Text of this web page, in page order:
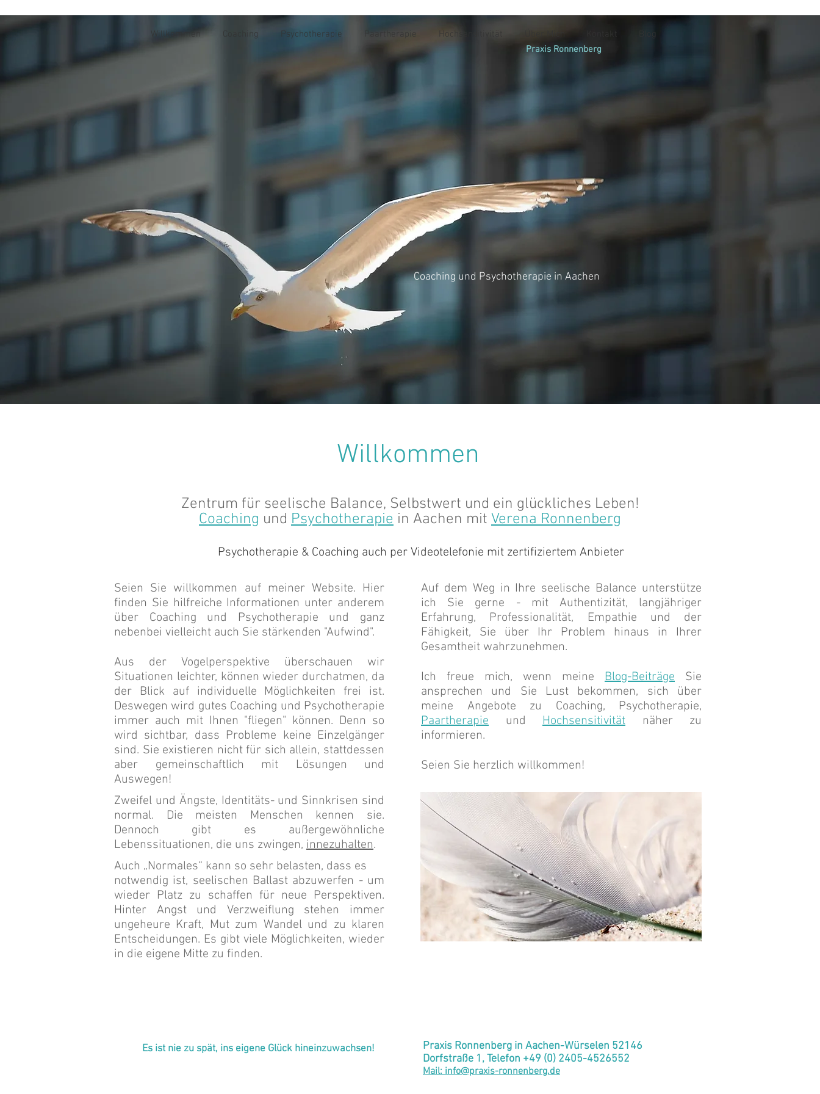
Willkommen Coaching Psychotherapie Hochsensitivität
Praxis Ronnenberg
Coaching und Psychotherapie in Aachen
Willkommen
Zentrum für seelische Balance, Selbstwert und ein glückliches Leben!
Coaching und Psychotherapie in Aachen mit Verena Ronnenberg
Psychotherapie & Coaching auch per Videotelefonie mit zertifiziertem Anbieter
Seien Sie willkommen auf meiner Website. Hier
finden Sie hilfreiche Informationen unter anderem
über Coaching und Psychotherapie
und ganz
nebenbei vielleicht auch Sie stärkenden "Aufwind".
Aus der Vogelperspektive überschauen wir
Situationen leichter, können wieder durchatmen, da
der Blick auf individuelle Möglichkeiten frei ist.
Deswegen wird gutes Coaching und Psychotherapie
immer auch mit Ihnen "fliegen" können. Denn so
wird sichtbar, dass Probleme keine Einzelgänger
sind. Sie existieren nicht für sich allein, stattdessen
aber gemeinschaftlich mit Lösungen und
Auswegen!
Zweifel und Ängste, Identitäts- und Sinnkrisen sind
normal. Die meisten Menschen kennen sie.
Dennoch gibt es außergewöhnliche
Lebenssituationen, die uns zwingen, innezuhalten.
Auch „Normales“ kann so sehr belasten, dass es
notwendig ist, seelischen Ballast abzuwerfen - um
wieder Platz zu schaffen für neue Perspektiven.
Hinter Angst und Verzweiflung stehen immer
ungeheure Kraft, Mut zum Wandel und zu klaren
Entscheidungen. Es gibt viele Möglichkeiten, wieder
in die eigene Mitte zu finden.
​Auf dem Weg in Ihre seelische Balance unterstütze
ich Sie gerne - mit Authentizität, langjähriger
Erfahrung, Professionalität, Empathie und der
Fähigkeit, Sie über Ihr Problem hinaus in Ihrer
Gesamtheit wahrzunehmen.
​Ich freue mich, wenn meine Blog-Beiträge Sie
ansprechen und Sie Lust bekommen, sich über
meine Angebote zu Coaching, Psychotherapie,
Paartherapie und Hochsensitivität näher zu
informieren.
Seien Sie herzlich willkommen!
Es ist nie zu spät, ins eigene Glück hineinzuwachsen!
Praxis Ronnenberg in Aachen-Würselen 52146
Dorfstraße 1, Telefon +49 (0) 2405-4526552
Mail: info@praxis-ronnenberg.de